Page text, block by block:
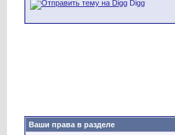
Digg
Ваши права в разделе